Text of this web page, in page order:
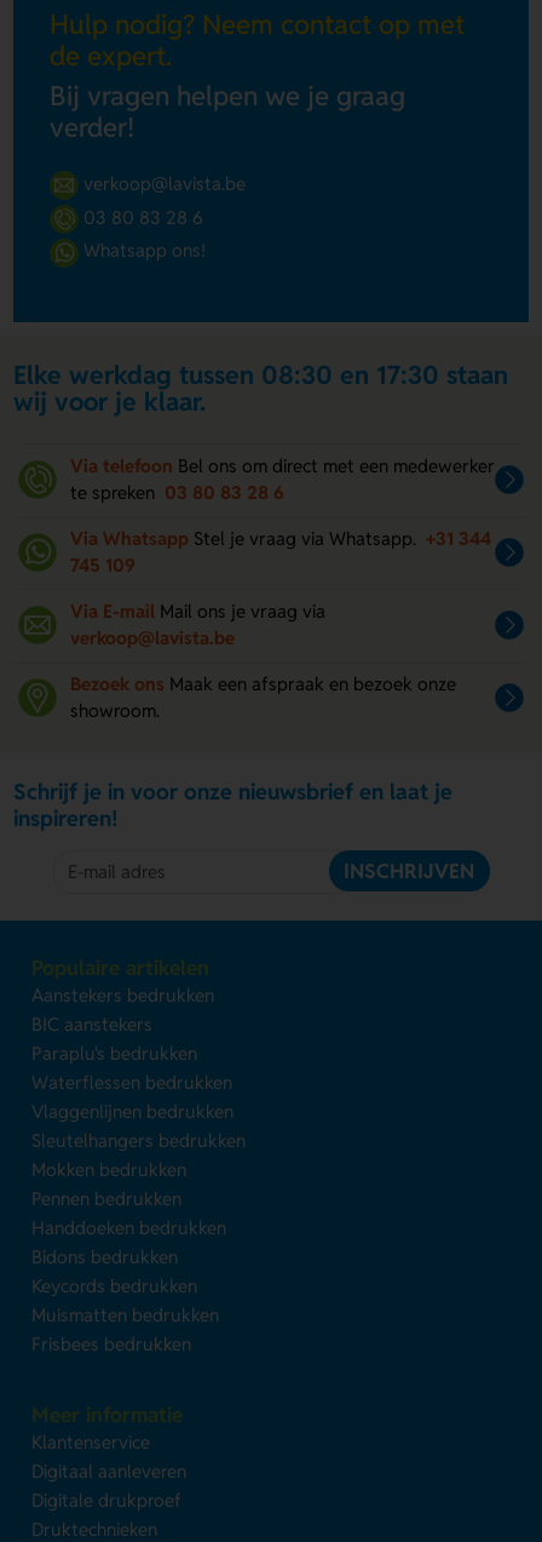
Hulp nodig? Neem contact op met
de expert.
Bij vragen helpen we je graag
verder!
verkoop@lavista.be
03 80 83 28 6
Whatsapp ons!
Elke werkdag tussen 08:30 en 17:30 staan
wij voor je klaar.
Via telefoon Bel ons om direct met een medewerker
te spreken 03 80 83 28 6
Via Whatsapp Stel je vraag via Whatsapp. +31 344
745 109
Via E-mail Mail ons je vraag via
verkoop@lavista.be
Bezoek ons Maak een afspraak en bezoek onze
showroom.
Schrijf je in voor onze nieuwsbrief en laat je
inspireren!
INSCHRIJVEN
Populaire artikelen
Aanstekers bedrukken
BIC aanstekers
Paraplu's bedrukken
Waterflessen bedrukken
Vlaggenlijnen bedrukken
Sleutelhangers bedrukken
Mokken bedrukken
Pennen bedrukken
Handdoeken bedrukken
Bidons bedrukken
Keycords bedrukken
Muismatten bedrukken
Frisbees bedrukken
Meer informatie
Klantenservice
Digitaal aanleveren
Digitale drukproef
Druktechnieken